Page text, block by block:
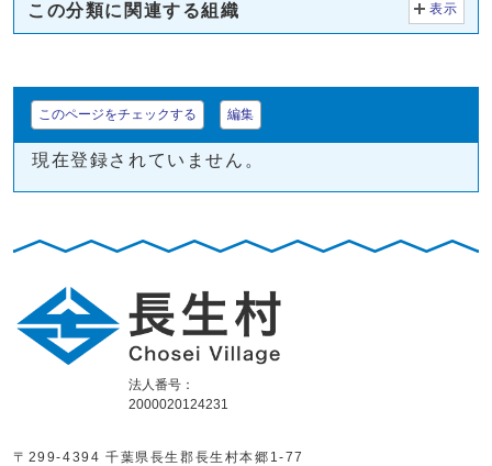
この分類に関連する組織 表示
このページをチェックする 編集
現在登録されていません。
法人番号：
2000020124231
〒299-4394 千葉県長生郡長生村本郷1-77